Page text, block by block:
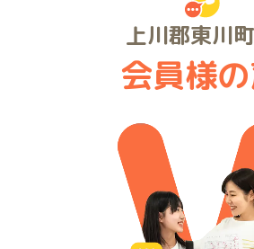
上川郡東川
会員様